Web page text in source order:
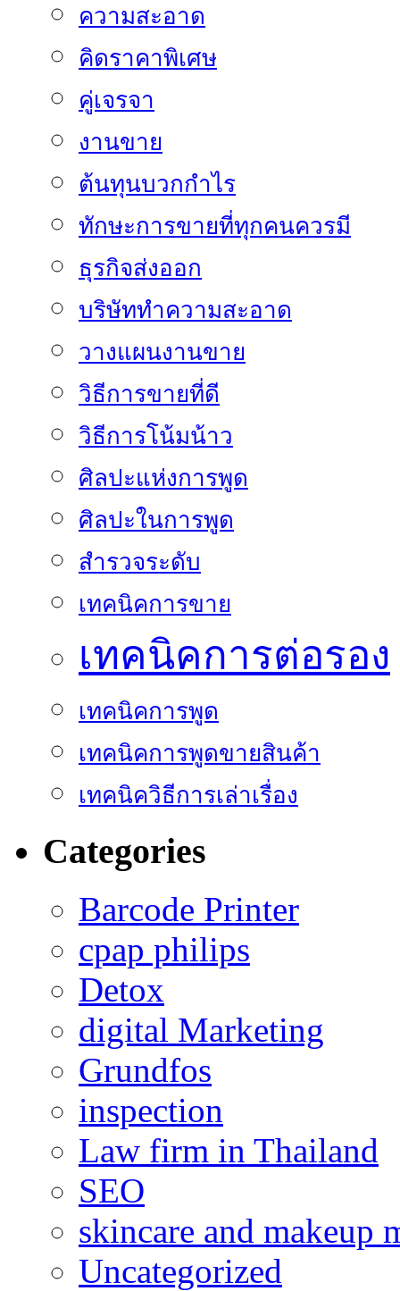
ความสะอาด
คิดราคาพิเศษ
คู่เจรจา
งานขาย
ต้นทุนบวกกำไร
ทักษะการขายที่ทุกคนควรมี
ธุรกิจส่งออก
บริษัททำความสะอาด
วางแผนงานขาย
วิธีการขายที่ดี
วิธีการโน้มน้าว
ศิลปะแห่งการพูด
ศิลปะในการพูด
สำรวจระดับ
เทคนิคการขาย
เทคนิคการต่อรอง
เทคนิคการพูด
เทคนิคการพูดขายสินค้า
เทคนิควิธีการเล่าเรื่อง
Categories
Barcode Printer
cpap philips
Detox
digital Marketing
Grundfos
inspection
Law firm in Thailand
SEO
skincare and makeup
Uncategorized